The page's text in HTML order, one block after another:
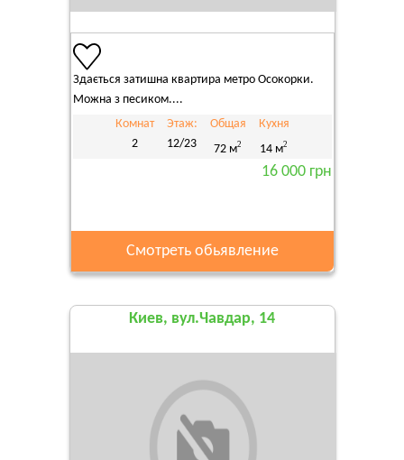
Здається затишна квартира метро Осокорки.
Можна з песиком....
Комнат
2
Этаж:
12/23
Общая
72 м2
Кухня
14 м2
16 000 грн
Смотреть обьявление
Киев, вул.Чавдар, 14